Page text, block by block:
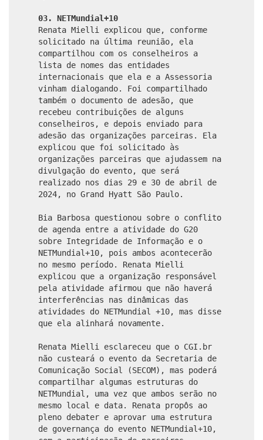
03. NETMundial+10
Renata Mielli explicou que, conforme
solicitado na última reunião, ela
compartilhou com os conselheiros a
lista de nomes das entidades
internacionais que ela e a Assessoria
vinham dialogando. Foi compartilhado
também o documento de adesão, que
recebeu contribuições de alguns
conselheiros, e depois enviado para
adesão das organizações parceiras. Ela
explicou que foi solicitado às
organizações parceiras que ajudassem na
divulgação do evento, que será
realizado nos dias 29 e 30 de abril de
2024, no Grand Hyatt São Paulo.
Bia Barbosa questionou sobre o conflito
de agenda entre a atividade do G20
sobre Integridade de Informação e o
NETMundial+10, pois ambos acontecerão
no mesmo período. Renata Mielli
explicou que a organização responsável
pela atividade afirmou que não haverá
interferências nas dinâmicas das
atividades do NETMundial +10, mas disse
que ela alinhará novamente.
Renata Mielli esclareceu que o CGI.br
não custeará o evento da Secretaria de
Comunicação Social (SECOM), mas poderá
compartilhar algumas estruturas do
NETMundial, uma vez que ambos serão no
mesmo local e data. Renata propôs ao
pleno debater e aprovar uma estrutura
de governança do evento NETMundial+10,